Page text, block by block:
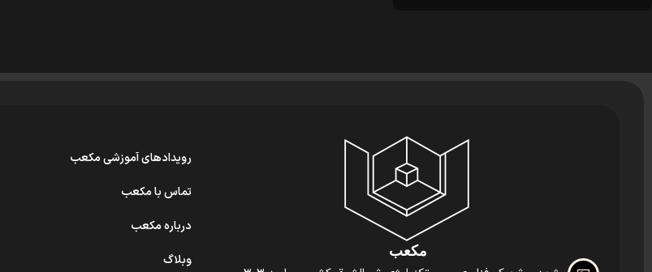
مکعب
رویدادهای آموزشی مکعب
تماس با مکعب
درباره مکعب
وبلاگ